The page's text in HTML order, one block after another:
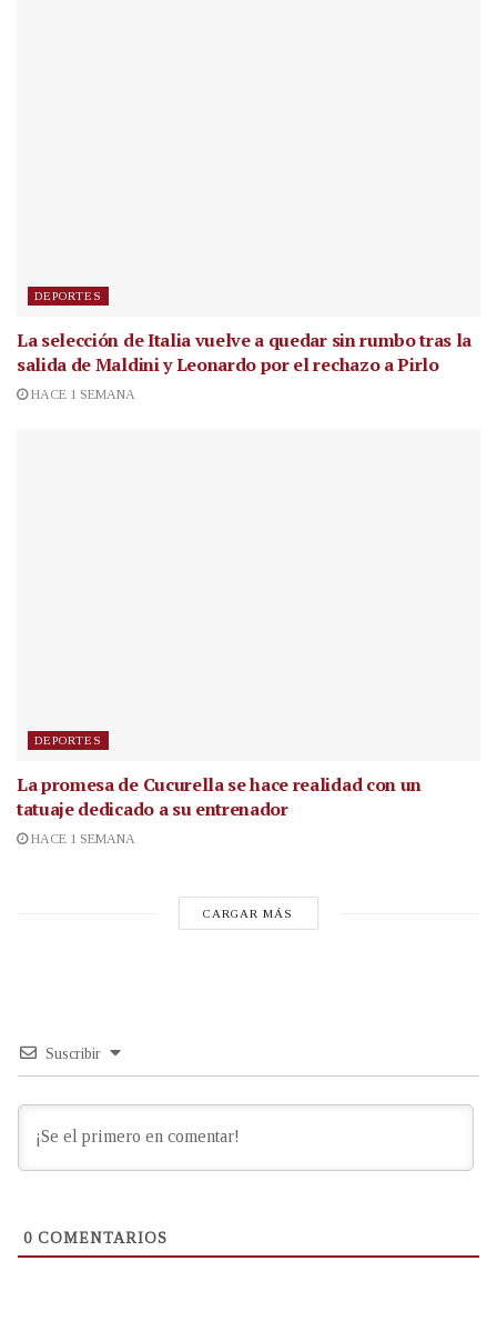
DEPORTES
La selección de Italia vuelve a quedar sin rumbo tras la
salida de Maldini y Leonardo por el rechazo a Pirlo
HACE 1 SEMANA
DEPORTES
La promesa de Cucurella se hace realidad con un
tatuaje dedicado a su entrenador
HACE 1 SEMANA
CARGAR MÁS
Suscribir
0 COMENTARIOS